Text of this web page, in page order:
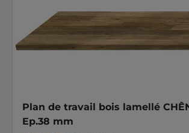
Plan de travail bois lamellé
Ep.38 mm